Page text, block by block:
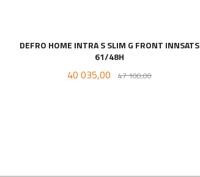
DEFRO HOME INTRA S SLIM G FRONT INNSATS
61/48H
Tilbud
40 035,00 47 100,00Rabatt